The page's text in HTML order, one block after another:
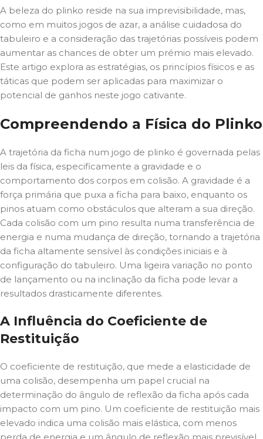
A beleza do plinko reside na sua imprevisibilidade, mas,
como em muitos jogos de azar, a análise cuidadosa do
tabuleiro e a consideração das trajetórias possíveis podem
aumentar as chances de obter um prémio mais elevado.
Este artigo explora as estratégias, os princípios físicos e as
táticas que podem ser aplicadas para maximizar o
potencial de ganhos neste jogo cativante.
Compreendendo a Física do Plinko
A trajetória da ficha num jogo de plinko é governada pelas
leis da física, especificamente a gravidade e o
comportamento dos corpos em colisão. A gravidade é a
força primária que puxa a ficha para baixo, enquanto os
pinos atuam como obstáculos que alteram a sua direção.
Cada colisão com um pino resulta numa transferência de
energia e numa mudança de direção, tornando a trajetória
da ficha altamente sensível às condições iniciais e à
configuração do tabuleiro. Uma ligeira variação no ponto
de lançamento ou na inclinação da ficha pode levar a
resultados drasticamente diferentes.
A Influência do Coeficiente de
Restituição
O coeficiente de restituição, que mede a elasticidade de
uma colisão, desempenha um papel crucial na
determinação do ângulo de reflexão da ficha após cada
impacto com um pino. Um coeficiente de restituição mais
elevado indica uma colisão mais elástica, com menos